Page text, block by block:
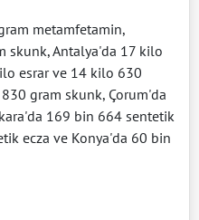
metamfetamin,
skunk, Antalya'da 17 kilo
esrar ve 14 kilo 630
gram skunk, Çorum'da
169 bin 664 sentetik
ecza ve Konya'da 60 bin